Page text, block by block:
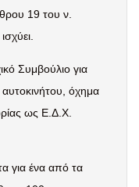
19 του ν.
Συμβούλιο για
όχημα
ως Ε.Δ.Χ.
για ένα από τα